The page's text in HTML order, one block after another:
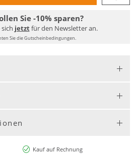
Sie -10% sparen?
jetztfür den Newsletter an.
Sie die Gutscheinbedingungen.
Kauf auf Rechnung